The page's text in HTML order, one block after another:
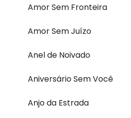
Amor Sem Fronteira
Amor Sem Juízo
Anel de Noivado
Aniversário Sem Você
Anjo da Estrada